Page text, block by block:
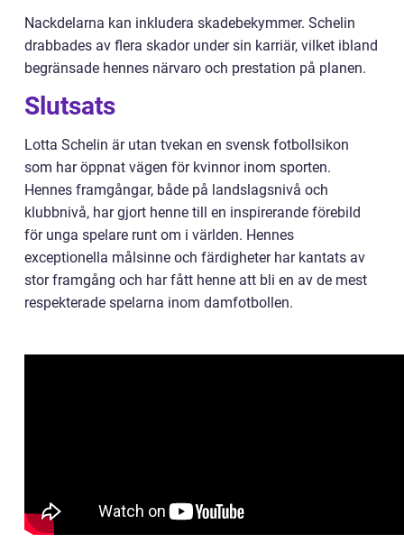
Nackdelarna kan inkludera skadebekymmer. Schelin
drabbades av flera skador under sin karriär, vilket ibland
begränsade hennes närvaro och prestation på planen.
Slutsats
Lotta Schelin är utan tvekan en svensk fotbollsikon
som har öppnat vägen för kvinnor inom sporten.
Hennes framgångar, både på landslagsnivå och
klubbnivå, har gjort henne till en inspirerande förebild
för unga spelare runt om i världen. Hennes
exceptionella målsinne och färdigheter har kantats av
stor framgång och har fått henne att bli en av de mest
respekterade spelarna inom damfotbollen.